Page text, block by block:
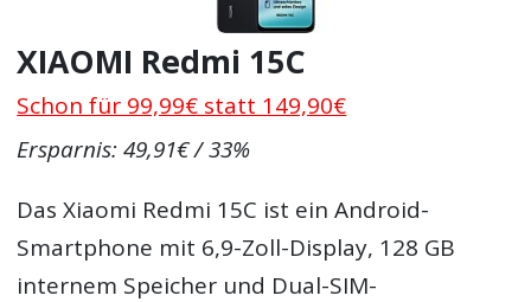
XIAOMI Redmi 15C
Schon für 99,99€ statt 149,90€
Ersparnis: 49,91€ / 33%
Das Xiaomi Redmi 15C ist ein Android-
Smartphone mit 6,9-Zoll-Display, 128 GB
internem Speicher und Dual-SIM-